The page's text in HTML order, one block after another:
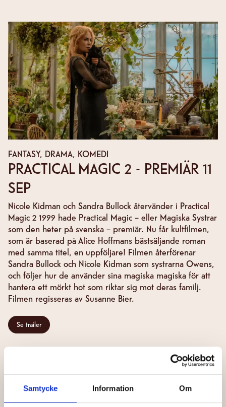
Samtycke Information Om
FANTASY, DRAMA, KOMEDI
PRACTICAL MAGIC 2 - PREMIÄR 11
SEP
Nicole Kidman och Sandra Bullock återvänder i Practical
Magic 2 1999 hade Practical Magic – eller Magiska Systrar
som den heter på svenska – premiär. Nu får kultfilmen,
som är baserad på Alice Hoffmans bästsäljande roman
med samma titel, en uppföljare! Filmen återförenar
Sandra Bullock och Nicole Kidman som systrarna Owens,
och följer hur de använder sina magiska magiska för att
hantera ett mörkt hot som riktar sig mot deras familj.
Filmen regisseras av Susanne Bier.
Se trailer